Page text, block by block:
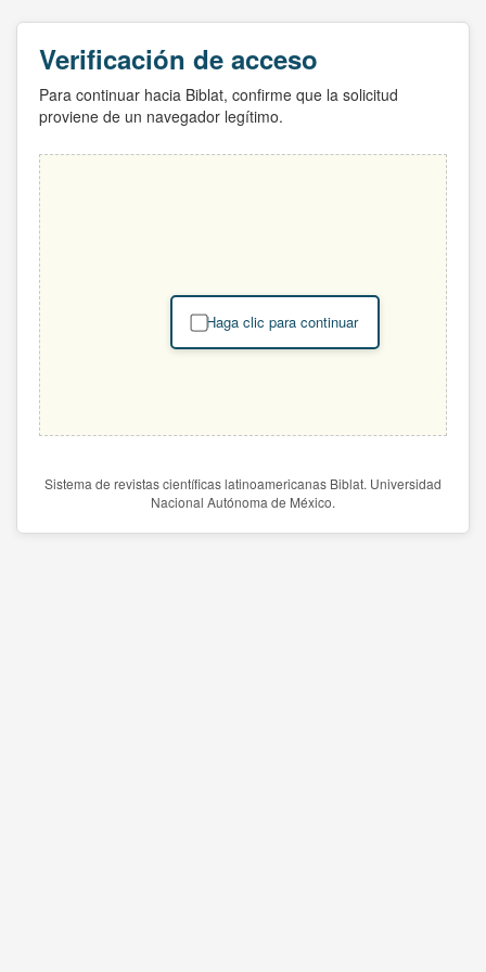
Verificación de acceso
Para continuar hacia Biblat, confirme que la solicitud
proviene de un navegador legítimo.
Haga clic para continuar
Sistema de revistas científicas latinoamericanas Biblat. Universidad
Nacional Autónoma de México.